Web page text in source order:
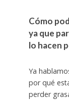
Cómo
ya que
lo hacen
Ya
por qué
perder